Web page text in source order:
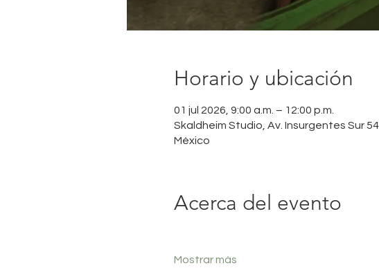
Horario y ubicación
01 jul 2026, 9:00 a.m. – 12:00 p.m.
Skaldheim Studio, Av. Insurgentes Sur
México
Acerca del evento
Mostrar más